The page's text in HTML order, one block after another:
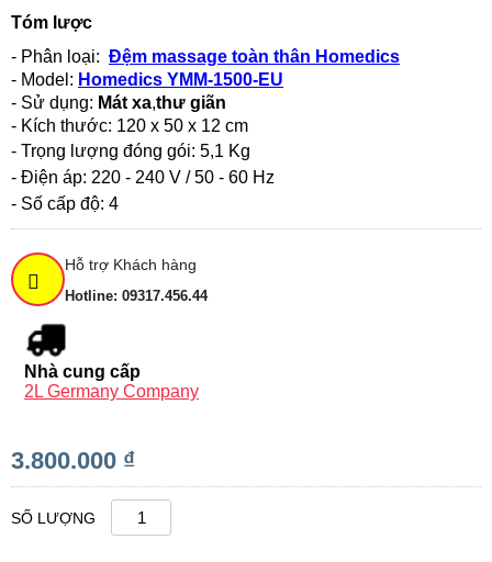
Tóm lược
- Phân loại: Đệm massage toàn thân Homedics
- Model: Homedics YMM-1500-EU
- Sử dụng: Mát xa,thư giãn
- Kích thước: 120 x 50 x 12 cm
- Trọng lượng đóng gói: 5,1 Kg
- Điện áp: 220 - 240 V / 50 - 60 Hz
- Số cấp độ: 4
Hỗ trợ Khách hàng
Hotline: 09317.456.44
Nhà cung cấp
2L Germany Company
3.800.000 ₫
SỐ LƯỢNG